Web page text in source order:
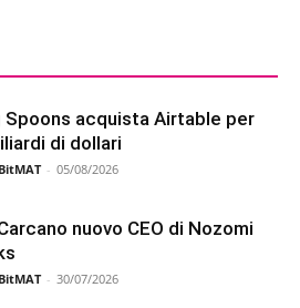
Spoons acquista Airtable per
di dollari
- 05/08/2026
nuovo CEO di Nozomi
- 30/07/2026